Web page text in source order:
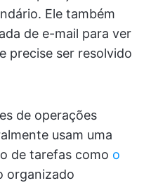
Ele também
de e-mail para ver
precise ser resolvido
de operações
usam uma
de tarefas como o
organizado